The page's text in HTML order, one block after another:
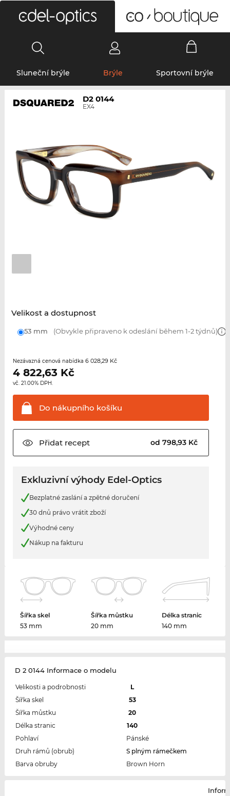
Sluneční brýle Brýle Sportovní brýle
D2 0144
EX4
Velikost a dostupnost
53 mm (Obvykle připraveno k odeslání během 1-2 týdnů)
Nezávazná cenová nabídka 6 028,29 Kč
4 822,63 Kč
vč. 21.00% DPH.
Do nákupního košíku
Přidatrecept od 798,93 Kč
Exkluzivní výhody Edel-Optics
Bezplatné zaslání a zpětné doručení
30 dnů právo vrátit zboží
Výhodné ceny
Nákup na fakturu
Šířka skel
53 mm
Šířka můstku
20 mm
Délka stranic
140 mm
D 2 0144 Informace o modelu
Velikosti a podrobnosti
L
Šířka skel
53
Šířka můstku
20
Délka stranic
140
Pohlaví
Pánské
Druh rámů (obrub)
S plným rámečkem
Barva obruby
Brown Horn